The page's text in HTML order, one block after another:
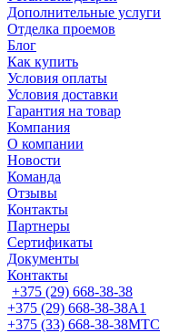
Дополнительные услуги
Отделка проемов
Блог
Как купить
Условия оплаты
Условия доставки
Гарантия на товар
Компания
О компании
Новости
Команда
Отзывы
Контакты
Партнеры
Сертификаты
Документы
Контакты
+375 (29) 668-38-38
+375 (29) 668-38-38A1
+375 (33) 668-38-38МТС